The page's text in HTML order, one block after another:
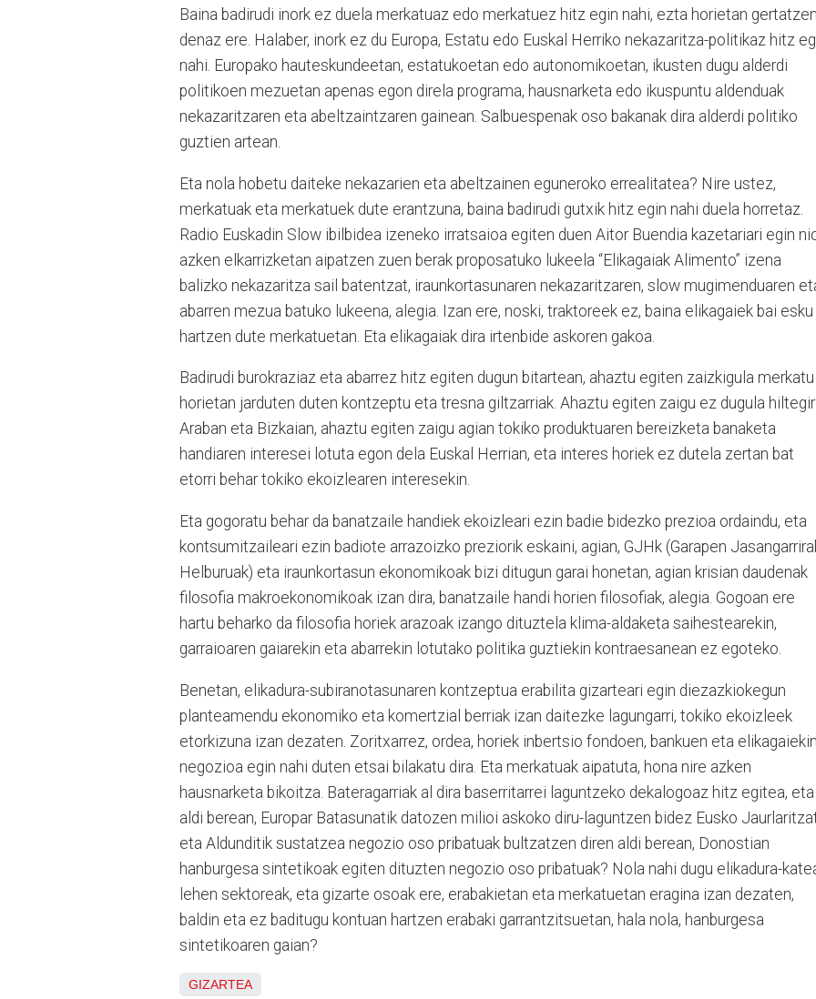
Baina badirudi inork ez duela merkatuaz edo merkatuez hitz egin nahi, ezta horietan gertatzen
denaz ere. Halaber, inork ez du Europa, Estatu edo Euskal Herriko nekazaritza-politikaz hitz
nahi. Europako hauteskundeetan, estatukoetan edo autonomikoetan, ikusten dugu alderdi
politikoen mezuetan apenas egon direla programa, hausnarketa edo ikuspuntu aldenduak
nekazaritzaren eta abeltzaintzaren gainean. Salbuespenak oso bakanak dira alderdi politiko
guztien artean.
Eta nola hobetu daiteke nekazarien eta abeltzainen eguneroko errealitatea? Nire ustez,
merkatuak eta merkatuek dute erantzuna, baina badirudi gutxik hitz egin nahi duela horretaz.
Radio Euskadin Slow ibilbidea izeneko irratsaioa egiten duen Aitor Buendia kazetariari egin
azken elkarrizketan aipatzen zuen berak proposatuko lukeela “Elikagaiak Alimento” izena
balizko nekazaritza sail batentzat, iraunkortasunaren nekazaritzaren, slow mugimenduaren
abarren mezua batuko lukeena, alegia. Izan ere, noski, traktoreek ez, baina elikagaiek bai esku
hartzen dute merkatuetan. Eta elikagaiak dira irtenbide askoren gakoa.
Badirudi burokraziaz eta abarrez hitz egiten dugun bitartean, ahaztu egiten zaizkigula merkatu
horietan jarduten duten kontzeptu eta tresna giltzarriak. Ahaztu egiten zaigu ez dugula
Araban eta Bizkaian, ahaztu egiten zaigu agian tokiko produktuaren bereizketa banaketa
handiaren interesei lotuta egon dela Euskal Herrian, eta interes horiek ez dutela zertan bat
etorri behar tokiko ekoizlearen interesekin.
Eta gogoratu behar da banatzaile handiek ekoizleari ezin badie bidezko prezioa ordaindu, eta
kontsumitzaileari ezin badiote arrazoizko preziorik eskaini, agian, GJHk (Garapen
Helburuak) eta iraunkortasun ekonomikoak bizi ditugun garai honetan, agian krisian daudenak
filosofia makroekonomikoak izan dira, banatzaile handi horien filosofiak, alegia. Gogoan ere
hartu beharko da filosofia horiek arazoak izango dituztela klima-aldaketa saihestearekin,
garraioaren gaiarekin eta abarrekin lotutako politika guztiekin kontraesanean ez egoteko.
Benetan, elikadura-subiranotasunaren kontzeptua erabilita gizarteari egin diezazkiokegun
planteamendu ekonomiko eta komertzial berriak izan daitezke lagungarri, tokiko ekoizleek
etorkizuna izan dezaten. Zoritxarrez, ordea, horiek inbertsio fondoen, bankuen eta elikagaiekin
negozioa egin nahi duten etsai bilakatu dira. Eta merkatuak aipatuta, hona nire azken
hausnarketa bikoitza. Bateragarriak al dira baserritarrei laguntzeko dekalogoaz hitz egitea, eta
aldi berean, Europar Batasunatik datozen milioi askoko diru-laguntzen bidez Eusko
eta Aldunditik sustatzea negozio oso pribatuak bultzatzen diren aldi berean, Donostian
hanburgesa sintetikoak egiten dituzten negozio oso pribatuak? Nola nahi dugu elikadura-
lehen sektoreak, eta gizarte osoak ere, erabakietan eta merkatuetan eragina izan dezaten,
baldin eta ez baditugu kontuan hartzen erabaki garrantzitsuetan, hala nola, hanburgesa
sintetikoaren gaian?
GIZARTEA